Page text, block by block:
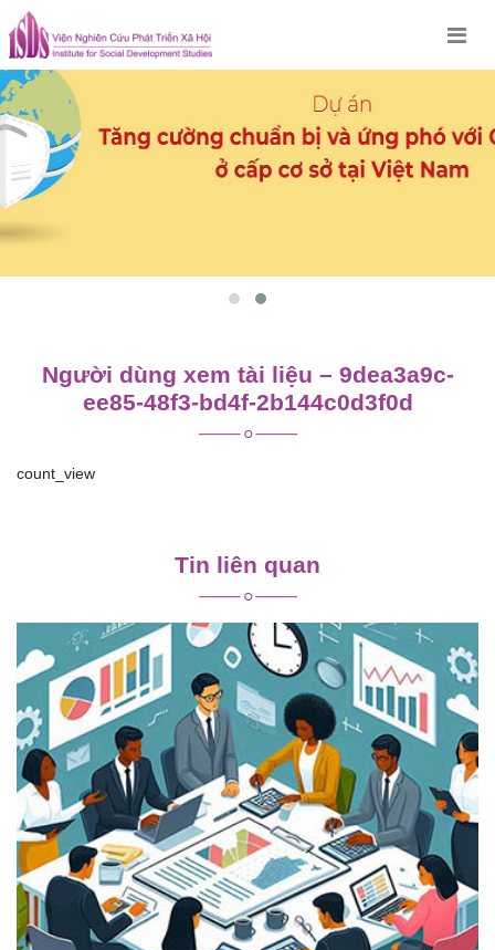
Skip
to
content
Người dùng xem tài liệu – 9dea3a9c-
ee85-48f3-bd4f-2b144c0d3f0d
count_view
viết
Tin liên quan